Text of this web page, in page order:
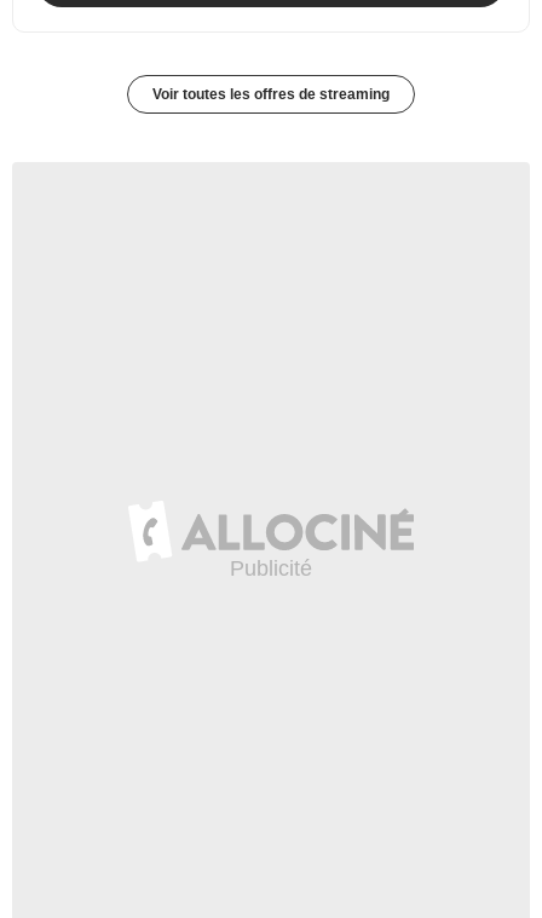
Voir toutes les offres de streaming